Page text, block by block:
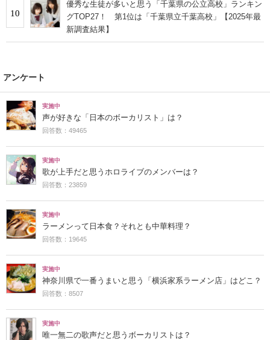
10
優秀な生徒が多いと思う「千葉県の公立高校」ランキン
グTOP27！ 第1位は「千葉県立千葉高校」【2025年最
新調査結果】
アンケート
実施中
声が好きな「日本のボーカリスト」は？
回答数：49465
実施中
歌が上手だと思うホロライブのメンバーは？
回答数：23859
実施中
ラーメンって日本食？それとも中華料理？
回答数：19645
実施中
神奈川県で一番うまいと思う「横浜家系ラーメン店」はどこ？
回答数：8507
実施中
唯一無二の歌声だと思うボーカリストは？